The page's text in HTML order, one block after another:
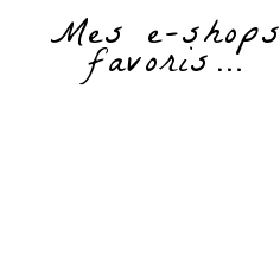
Mes e-shops
favoris…